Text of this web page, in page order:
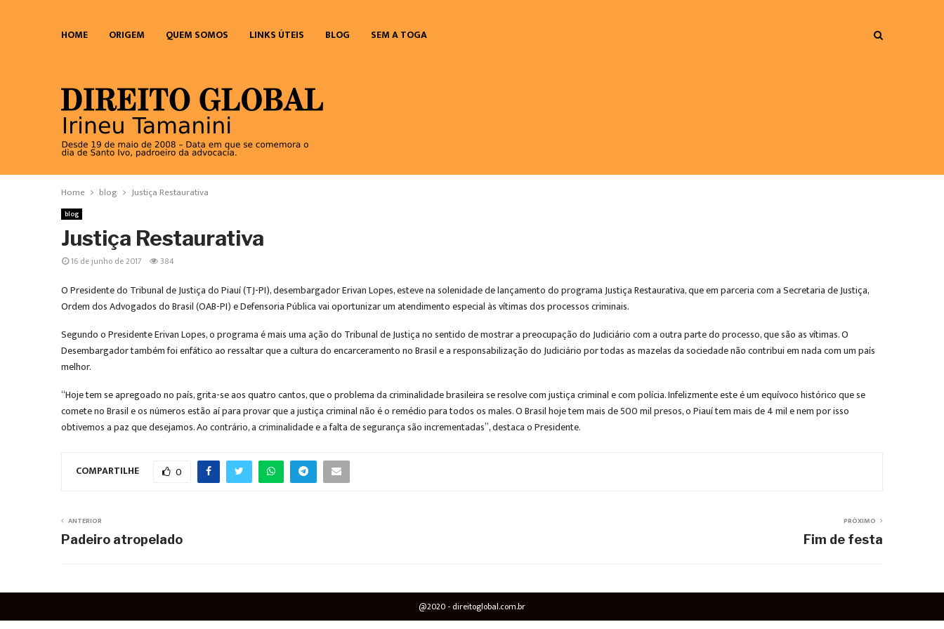
HOME ORIGEM QUEM SOMOS LINKS ÚTEIS BLOG SEM A TOGA
Home blog Justiça Restaurativa
blog
Justiça Restaurativa
16 de junho de 2017 384
O Presidente do Tribunal de Justiça do Piauí (TJ-PI), desembargador Erivan Lopes, esteve na solenidade de lançamento do programa Justiça Restaurativa, que em parceria com a Secretaria de Justiça,
Ordem dos Advogados do Brasil (OAB-PI) e Defensoria Pública vai oportunizar um atendimento especial às vítimas dos processos criminais.
Segundo o Presidente Erivan Lopes, o programa é mais uma ação do Tribunal de Justiça no sentido de mostrar a preocupação do Judiciário com a outra parte do processo, que são as vítimas. O
Desembargador também foi enfático ao ressaltar que a cultura do encarceramento no Brasil e a responsabilização do Judiciário por todas as mazelas da sociedade não contribui em nada com um país
melhor.
“Hoje tem se apregoado no país, grita-se aos quatro cantos, que o problema da criminalidade brasileira se resolve com justiça criminal e com polícia. Infelizmente este é um equívoco histórico que se
comete no Brasil e os números estão aí para provar que a justiça criminal não é o remédio para todos os males. O Brasil hoje tem mais de 500 mil presos, o Piauí tem mais de 4 mil e nem por isso
obtivemos a paz que desejamos. Ao contrário, a criminalidade e a falta de segurança são incrementadas”, destaca o Presidente.
COMPARTILHE 0
ANTERIOR
Padeiro atropelado
PRÓXIMO
Fim de festa
@2020 - direitoglobal.com.br